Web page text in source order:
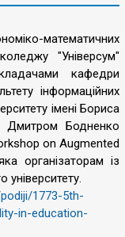
математичних
"Універсум"
кафедри
інформаційних
імені Бориса
Дмитром Бодненко
on Augmented
організаторам із
університету.
1773-5th-
in-education-